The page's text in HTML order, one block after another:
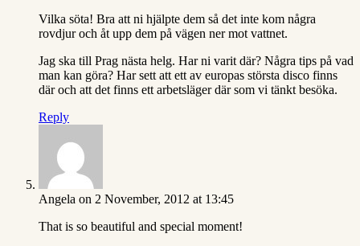
Vilka söta! Bra att ni hjälpte dem så det inte kom några
rovdjur och åt upp dem på vägen ner mot vattnet.
Jag ska till Prag nästa helg. Har ni varit där? Några tips på vad
man kan göra? Har sett att ett av europas största disco finns
där och att det finns ett arbetsläger där som vi tänkt besöka.
Reply
Angela on 2 November, 2012 at 13:45
That is so beautiful and special moment!